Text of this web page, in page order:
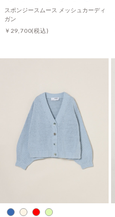
スポンジースムース メッシュカーディ
ガン
￥29,700(税込)